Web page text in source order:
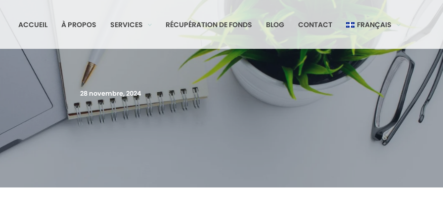
ACCUEIL À PROPOS SERVICES RÉCUPÉRATION DE FONDS BLOG CONTACT FRANÇAIS
28 novembre, 2024